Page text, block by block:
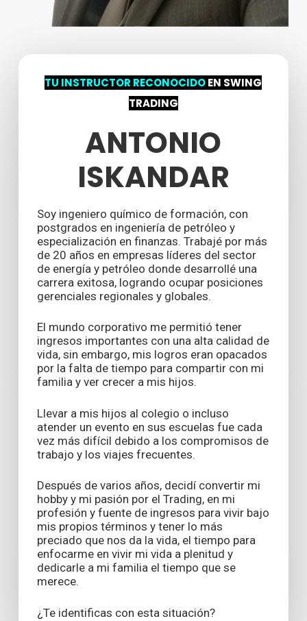
TU INSTRUCTOR RECONOCIDOEN SWING
TRADING
ANTONIO
ISKANDAR
Soy ingeniero químico de formación, con
postgrados en ingeniería de petróleo y
especialización en finanzas. Trabajé por más
de 20 años en empresas líderes del sector
de energía y petróleo donde desarrollé una
carrera exitosa, logrando ocupar posiciones
gerenciales regionales y globales.
El mundo corporativo me permitió tener
ingresos importantes con una alta calidad de
vida, sin embargo, mis logros eran opacados
por la falta de tiempo para compartir con mi
familia y ver crecer a mis hijos.
Llevar a mis hijos al colegio o incluso
atender un evento en sus escuelas fue cada
vez más difícil debido a los compromisos de
trabajo y los viajes frecuentes.
Después de varios años, decidí convertir mi
hobby y mi pasión por el Trading, en mi
profesión y fuente de ingresos para vivir bajo
mis propios términos y tener lo más
preciado que nos da la vida, el tiempo para
enfocarme en vivir mi vida a plenitud y
dedicarle a mi familia el tiempo que se
merece.
¿Te identificas con esta situación?